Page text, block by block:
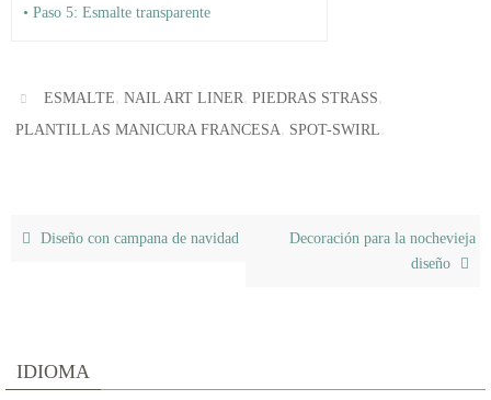
• Paso 5: Esmalte transparente
ESMALTE,NAIL ART LINER,PIEDRAS STRASS,
PLANTILLAS MANICURA FRANCESA, SPOT-SWIRL
Diseño con campana de navidad
Decoración para la nochevieja
diseño
IDIOMA